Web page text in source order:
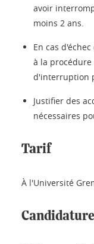
avoir
moins 2 ans.
En cas
à la procédure
d'interruption
Justifier des
nécessaires
Tarif
À l'Université